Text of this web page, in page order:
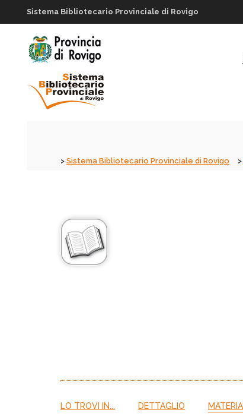
Sistema Bibliotecario Provinciale di Rovigo
Sistema Bibliotecario Provinciale di Rovigo
LO TROVI IN... DETTAGLIO